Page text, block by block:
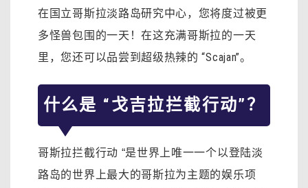
在国立哥斯拉淡路岛研究中心，您将度过被更
多怪兽包围的一天！在这充满哥斯拉的一天
里，您还可以品尝到超级热辣的 “Scajan”。
什么是 “戈吉拉拦截行动”？
哥斯拉拦截行动 “是世界上唯一一个以登陆淡
路岛的世界上最大的哥斯拉为主题的娱乐项